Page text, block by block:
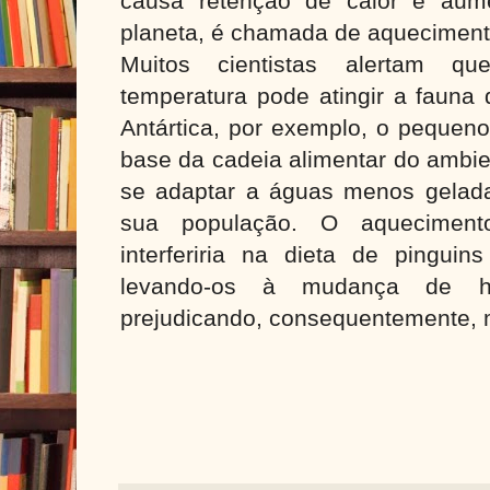
planeta, é chamada de
Muitos cientistas alertam
temperatura pode atingir a fauna
Antártica, por exemplo, o
base da cadeia alimentar do
se adaptar a águas menos
sua população. O
interferiria na dieta de
levando-os à mudança de
prejudicando, consequentemente,